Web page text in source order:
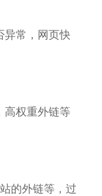
异常，网页快
高权重外链等
的外链等，过